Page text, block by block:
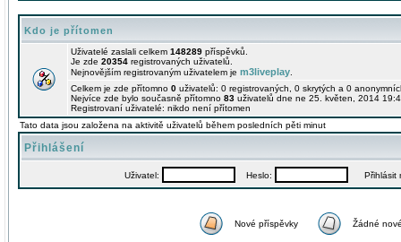
Kdo je přítomen
Uživatelé zaslali celkem 148289 příspěvků.
Je zde 20354 registrovaných uživatelů.
Nejnovějším registrovaným uživatelem je m3liveplay
Celkem je zde přítomno 0 uživatelů: 0 registrovaných, 0 skrytých a 0
Nejvíce zde bylo současně přítomno 83 uživatelů dne ne 25. květen, 2014
Registrovaní uživatelé: nikdo není přítomen
Tato data jsou založena na aktivitě uživatelů během posledních pěti minut
Přihlášení
Uživatel: Heslo: Přihlásit
Nové příspěvky Žádné